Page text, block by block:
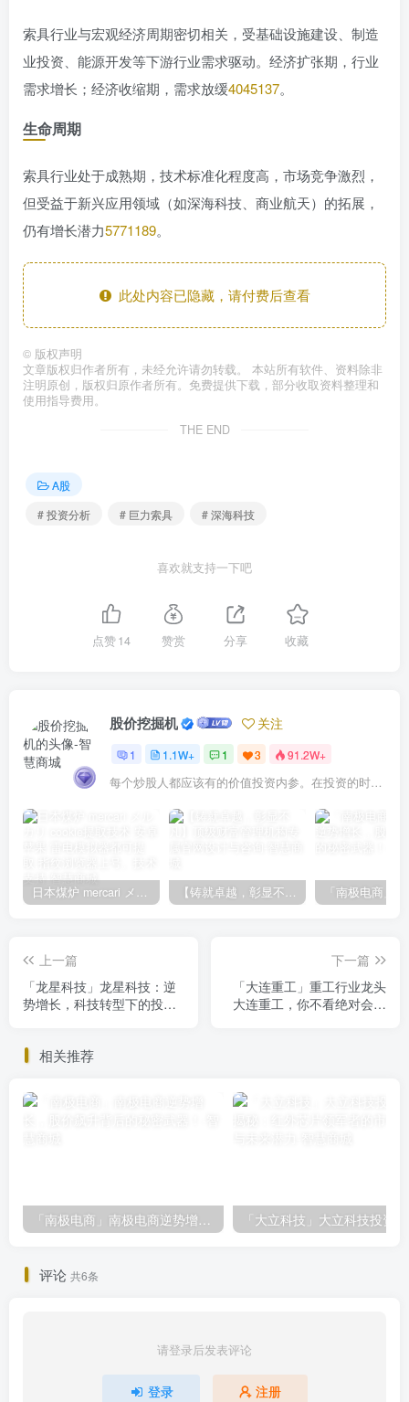
索具行业与宏观经济周期密切相关，受基础设施建设、制造
业投资、能源开发等下游行业需求驱动。经济扩张期，行业
需求增长；经济收缩期，需求放缓4045137。
生命周期
索具行业处于成熟期，技术标准化程度高，市场竞争激烈，
但受益于新兴应用领域（如深海科技、商业航天）的拓展，
仍有增长潜力5771189。
此处内容已隐藏，请付费后查看
© 版权声明
文章版权归作者所有，未经允许请勿转载。 本站所有软件、资料除非
注明原创，版权归原作者所有。免费提供下载，部分收取资料整理和
使用指导费用。
THE END
A股
# 投资分析
# 巨力索具 # 深海科技
喜欢就支持一下吧
点赞14 赞赏 分享 收藏
股价挖掘机 关注
1 1.1W+ 1 3 91.2W+
每个炒股人都应该有的价值投资内参。在投资的时候，我们把自己看成是企业分析师——而不是市场分析师，也不是宏观经济分析师，更不是证券分析师。
日本煤炉 mercari メルカリ cookie提取技术 安卓 苹果 雷电模拟器都可提取,指纹浏览器上号。技术支持 【铸就卓越，彰显不凡】顶级财富管理机构专属官网设计与咨询
上一篇
「龙星科技」龙星科技：逆
势增长，科技转型下的投资
下一篇
「大连重工」重工行业龙头
大连重工，你不看绝对会后
相关推荐
「南极电商」南极电商逆势增长，股价飙升背后的秘密武器！
评论 共6条
请登录后发表评论
登录 注册